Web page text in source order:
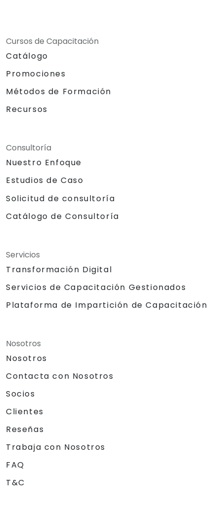
Cursos de Capacitación
Catálogo
Promociones
Métodos de Formación
Recursos
Consultoría
Nuestro Enfoque
Estudios de Caso
Solicitud de consultoría
Catálogo de Consultoría
Servicios
Transformación Digital
Servicios de Capacitación Gestionados
Plataforma de Impartición de Capacitación
Nosotros
Nosotros
Contacta con Nosotros
Socios
Clientes
Reseñas
Trabaja con Nosotros
FAQ
T&C